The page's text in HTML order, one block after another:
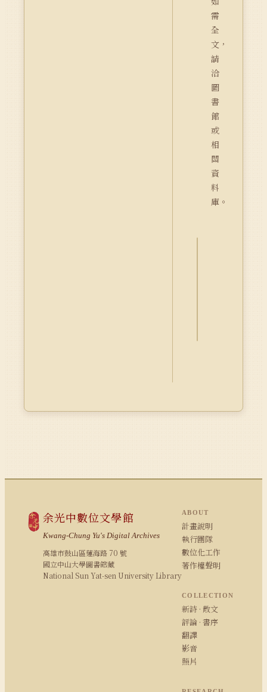
需
全
文，
請
洽
圖
書
館
或
相
關
資
料
庫。
余光中數位文學館
Kwang-Chung Yu's Digital Archives
高雄市鼓山區蓮海路 70 號
國立中山大學圖書館藏
National Sun Yat-sen University Library
ABOUT
計畫說明
執行團隊
數位化工作
著作權聲明
COLLECTION
新詩 · 散文
評論 · 書序
翻譯
影音
照片